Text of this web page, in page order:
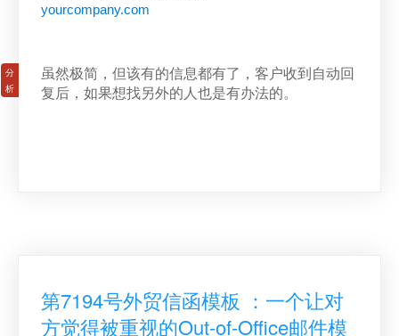
yourcompany.com
虽然极简，但该有的信息都有了，客户收到自动回
复后，如果想找另外的人也是有办法的。
第7194号外贸信函模板 ：一个让对
方觉得被重视的Out-of-Office邮件模